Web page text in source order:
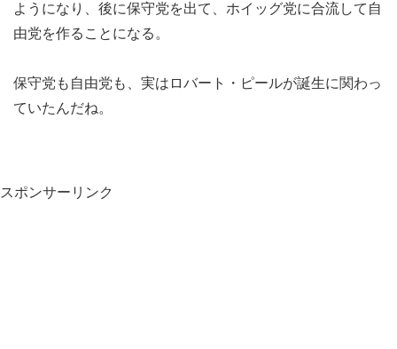
ようになり、後に保守党を出て、ホイッグ党に合流して自
由党を作ることになる。
保守党も自由党も、実はロバート・ピールが誕生に関わっ
ていたんだね。
スポンサーリンク